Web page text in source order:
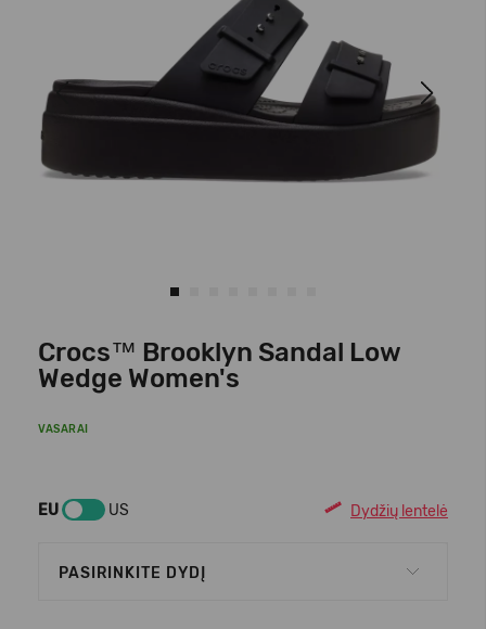
Previous Next
Crocs™ Brooklyn Sandal Low
Wedge Women's
VASARAI
EU US Dydžių lentelė
PASIRINKITE DYDĮ